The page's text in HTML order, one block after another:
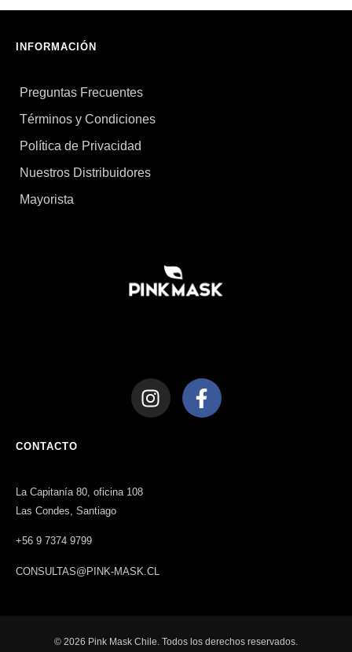
INFORMACIÓN
Preguntas Frecuentes
Términos y Condiciones
Política de Privacidad
Nuestros Distribuidores
Mayorista
CONTACTO
La Capitanía 80, oficina 108
Las Condes, Santiago
+56 9 7374 9799
CONSULTAS@PINK-MASK.CL
© 2026 Pink Mask Chile. Todos los derechos reservados.